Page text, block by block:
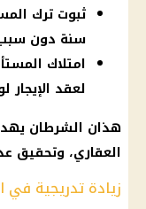
ثبوت ترك
سنة دون
امتلاك
لعقد
هذان الشرطان
العقاري، وتحقيق
زيادة تدريجية في